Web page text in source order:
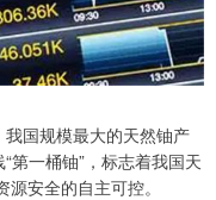
国规模最大的天然铀产
第一桶铀”，标志着我国天
安全的自主可控。